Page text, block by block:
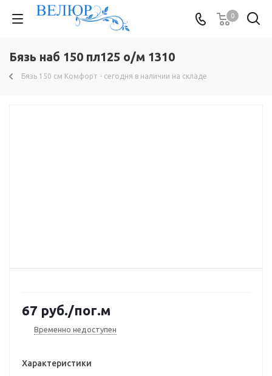
0
Бязь наб 150 пл125 о/м 1310
Бязь 150 см Комфорт - сегодня в наличии на складе
67 руб./пог.м
Временно недоступен
Характеристики